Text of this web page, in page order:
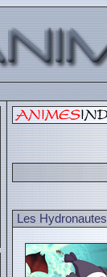
Les Hydronautes